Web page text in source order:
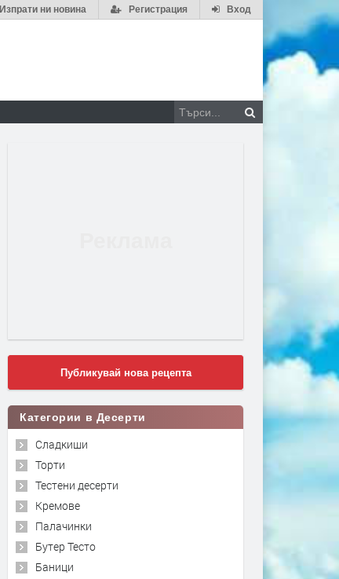
Вход
Регистрация
Изпрати ни новина
Публикувай нова рецепта
Категории в Десерти
Сладкиши
Торти
Тестени десерти
Кремове
Палачинки
Бутер Тесто
Баници